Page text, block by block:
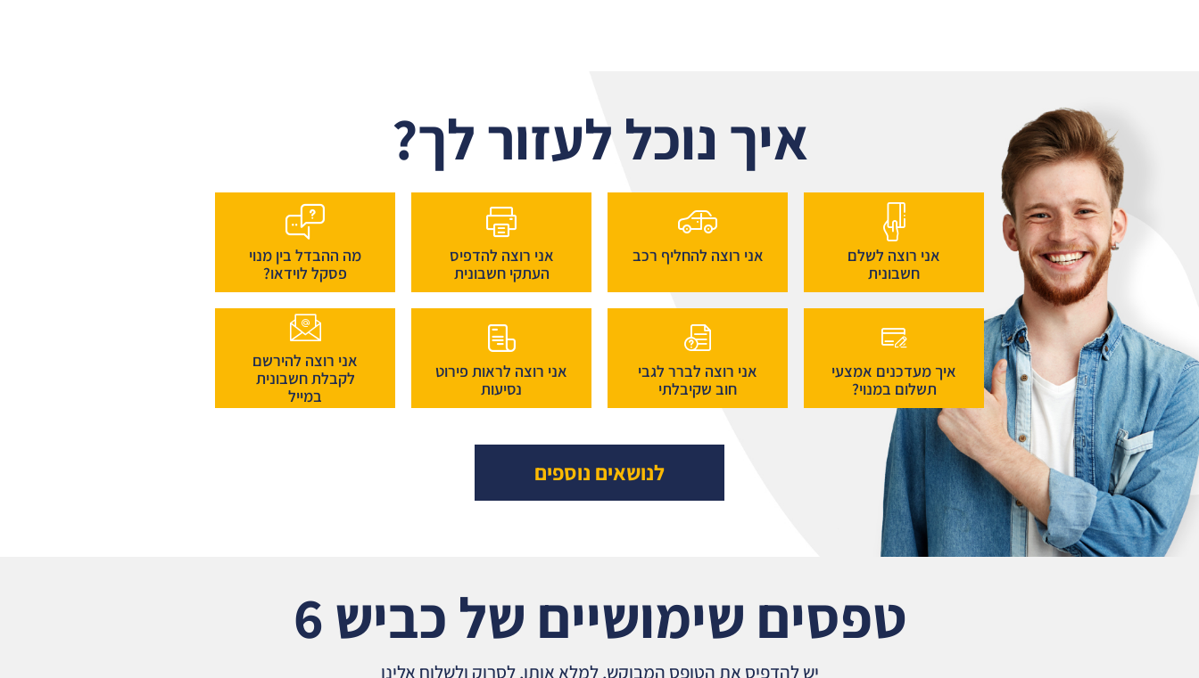
איך נוכל לעזור לך?
אני רוצה לשלם
חשבונית
אני רוצה להחליף רכב
איך מעדכנים אמצעי
תשלום במנוי?
אני רוצה לברר לגבי
חוב שקיבלתי
אני רוצה להדפיס
העתקי חשבונית
מה ההבדל בין מנוי
פסקל לוידאו?
אני רוצה לראות פירוט
נסיעות
אני רוצה להירשם
לקבלת חשבונית
במייל
לנושאים נוספים
טפסים שימושיים של כביש 6
יש להדפיס את הטופס המבוקש, למלא אותו, לסרוק ולשלוח אלינו